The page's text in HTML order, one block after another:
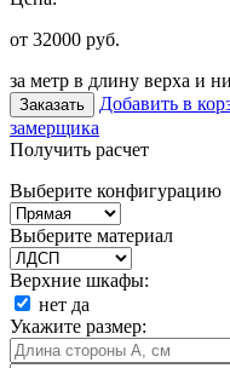
от 32000 руб.
за метр в длину верха и
Заказать Добавить в
замерщика
Получить расчет
Выберите конфигурацию
Выберите материал
Верхние шкафы:
нет да
Укажите размер: